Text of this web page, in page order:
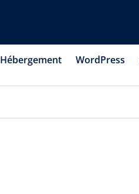
Hébergement WordPress